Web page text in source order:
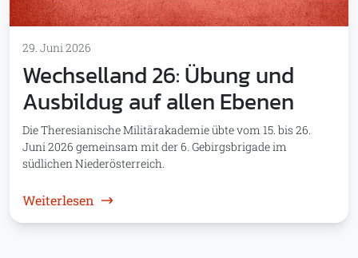
29. Juni 2026
Wechselland 26: Übung und
Ausbildug auf allen Ebenen
Die Theresianische Militärakademie übte vom 15. bis 26.
Juni 2026 gemeinsam mit der 6. Gebirgsbrigade im
südlichen Niederösterreich.
Weiterlesen : Wechselland 26: Übung und Ausbildug